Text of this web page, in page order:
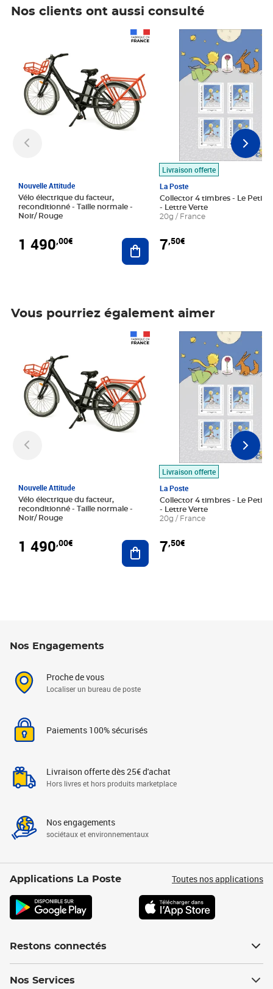
Nos clients ont aussi consulté
Nouvelle Attitude
Vélo électrique du facteur,
reconditionné - Taille normale -
Noir/ Rouge
1 490,00€ Ajouter au panier
Livraison offerte
La Poste
Collector 4 timbres - Le Petit
- Lettre Verte
20g / France
7,50€
Prix 7,50€
Vous pourriez également aimer
Nouvelle Attitude
Vélo électrique du facteur,
reconditionné - Taille normale -
Noir/ Rouge
1 490,00€ Ajouter au panier
Livraison offerte
La Poste
Collector 4 timbres - Le Petit
- Lettre Verte
20g / France
7,50€
Prix 7,50€
Nos Engagements
Proche de vous
Localiser un bureau de poste
Paiements 100% sécurisés
Livraison offerte dès 25€ d'achat
Hors livres et hors produits marketplace
Nos engagements
sociétaux et environnementaux
Applications La Poste Toutes nos applications
Restons connectés
Nos Services